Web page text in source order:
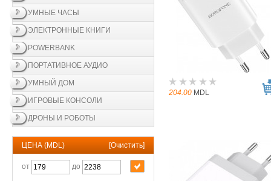
УМНЫЕ ЧАСЫ
ЭЛЕКТРОННЫЕ КНИГИ
POWERBANK
ПОРТАТИВНОЕ АУДИО
УМНЫЙ ДОМ
ИГРОВЫЕ КОНСОЛИ
ДРОНЫ И РОБОТЫ
ЦЕНА (MDL) [Очистить]
от до
204.00 MDL